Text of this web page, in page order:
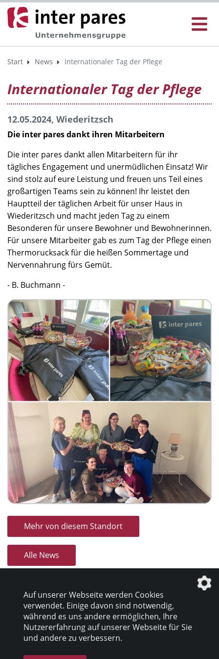
Start News Internationaler Tag der Pflege
Internationaler Tag der Pflege
12.05.2024, Wiederitzsch
Die inter pares dankt ihren Mitarbeitern
Die inter pares dankt allen Mitarbeitern für ihr
tägliches Engagement und unermüdlichen Einsatz! Wir
sind stolz auf eure Leistung und freuen uns Teil eines
großartigen Teams sein zu können! Ihr leistet den
Hauptteil der täglichen Arbeit für unser Haus in
Wiederitzsch und macht jeden Tag zu einem
Besonderen für unsere Bewohner und Bewohnerinnen.
Für unsere Mitarbeiter gab es zum Tag der Pflege einen
Thermorucksack für die heißen Sommertage und
Nervennahrung fürs Gemüt.
- B. Buchmann -
Mehr von diesem Standort
Alle News
Datenschutz|Impressum
Auf unserer Webseite werden Cookies
verwendet. Einige davon sind notwendig,
während es uns andere ermöglichen, Ihre
Nutzererfahrung auf unserer Webseite für Sie
und andere zu verbessern.